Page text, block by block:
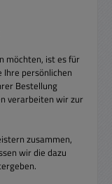
möchten, ist es für
Ihre persönlichen
Bestellung
verarbeiten wir zur
zusammen,
wir die dazu